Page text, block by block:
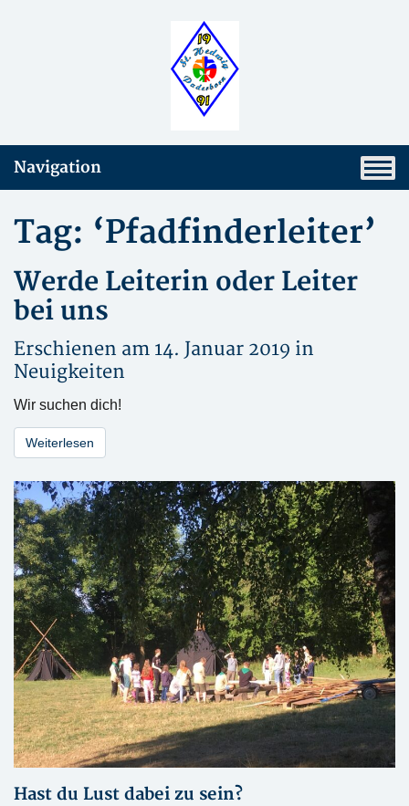
Navigation
Tag: ‘Pfadfinderleiter’
Werde Leiterin oder Leiter
bei uns
Erschienen am 14. Januar 2019 in
Neuigkeiten
Wir suchen dich!
Weiterlesen
Hast du Lust dabei zu sein?